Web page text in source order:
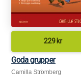
229 kr
Goda grupper
Camilla Strömberg